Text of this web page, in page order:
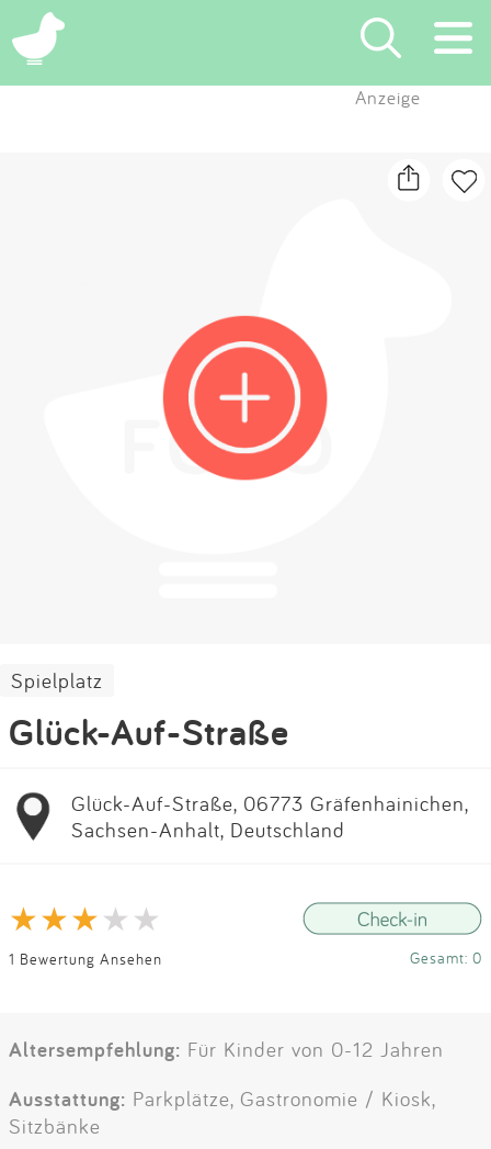
×
Blog
Partner
Kontakt
Impressum
Anzeige
Spielplatz
Glück-Auf-Straße
Glück-Auf-Straße, 06773 Gräfenhainichen,
Sachsen-Anhalt, Deutschland
1 Bewertung Ansehen Gesamt: 0
Altersempfehlung: Für Kinder von 0-12 Jahren
Ausstattung: Parkplätze, Gastronomie / Kiosk,
Sitzbänke